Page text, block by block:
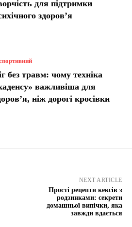
для підтримки
здоров’я
без травм: чому техніка
важливіша для
ніж дорогі кросівки
NEXT ARTICLE
Прості рецепти кексів з
родзинками: секрети
домашньої випічки, яка
завжди вдається